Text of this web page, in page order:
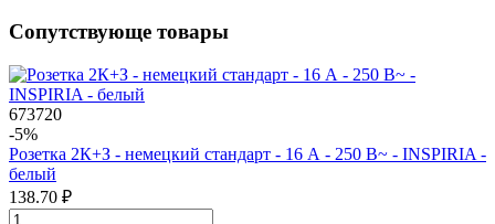
Сопутствующе товары
673720
-5%
Розетка 2К+З - немецкий стандарт - 16 А - 250 В~ - INSPIRIA -
белый
138.70 ₽